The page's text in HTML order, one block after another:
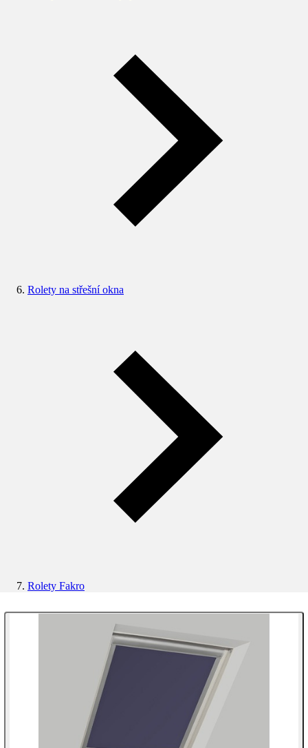
Rolety na střešní okna
Rolety Fakro